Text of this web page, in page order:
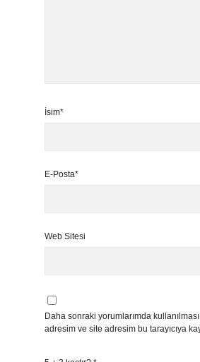
İsim*
E-Posta*
Web Sitesi
Daha sonraki yorumlarımda
adresim ve site adresim bu tarayıcıya